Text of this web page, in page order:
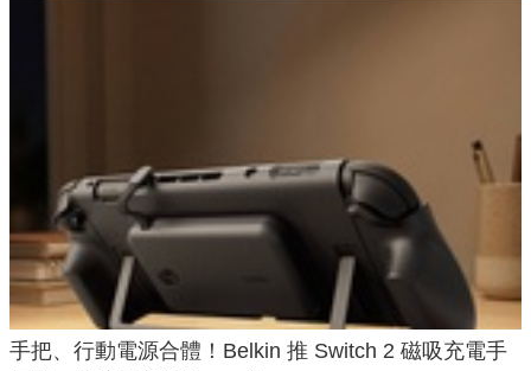
手把、行動電源合體！Belkin 推 Switch 2 磁吸充電手